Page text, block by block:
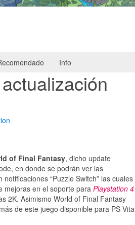
Info
of Final Fantasy, dicho update
en donde se podrán ver las
“Puzzle Switch” las cuales
mejoras en el soporte para Playstation 4
2K. Asimismo World of Final Fantasy
de este juego disponible para PS Vita